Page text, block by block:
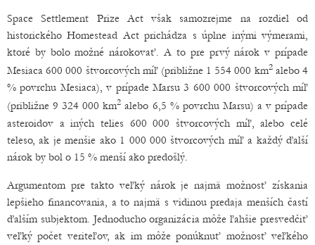
Space Settlement Prize Act však samozrejme na rozdiel od
historického Homestead Act prichádza s úplne inými výmerami,
ktoré by bolo možné nárokovať. A to pre prvý nárok v prípade
Mesiaca 600 000 štvorcových míľ (približne 1 554 000 km2alebo 4
% povrchu Mesiaca), v prípade Marsu 3 600 000 štvorcových míľ
(približne 9 324 000 km2 alebo 6,5 % povrchu Marsu) a v prípade
asteroidov a iných telies 600 000 štvorcových míľ, alebo celé
teleso, ak je menšie ako 1 000 000 štvorcových míľ a každý ďalší
nárok by bol o 15 % menší ako predošlý.
Argumentom pre takto veľký nárok je najmä možnosť získania
lepšieho financovania, a to najmä s vidinou predaja menších častí
ďalším subjektom. Jednoducho organizácia môže ľahšie presvedčiť
veľký počet veriteľov, ak im môže ponúknuť možnosť veľkého